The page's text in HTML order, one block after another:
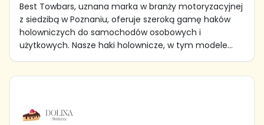
Best Towbars, uznana marka w branży motoryzacyjnej
z siedzibą w Poznaniu, oferuje szeroką gamę haków
holowniczych do samochodów osobowych i
użytkowych. Nasze haki holownicze, w tym modele...